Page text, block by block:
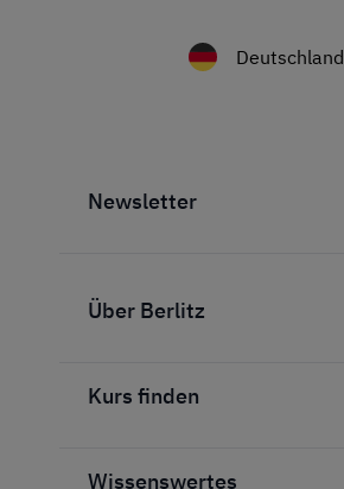
Deutschland
Newsletter
Über Berlitz
Kurs finden
Wissenswertes